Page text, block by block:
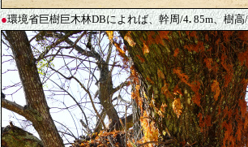
●環境省巨樹巨木林DBによれば、幹周/4.85m、樹高